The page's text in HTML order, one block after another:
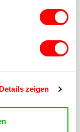
Details zeigen